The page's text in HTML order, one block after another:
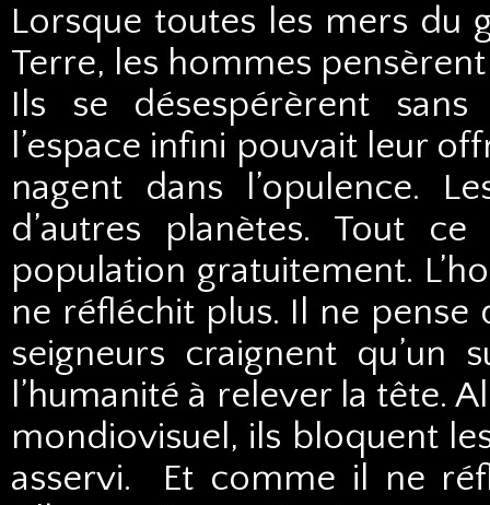
Lorsque toutes les mers du
Terre, les hommes
Ils se désespérèrent
l’espace infini pouvait leur
nagent dans l’opulence.
d’autres planètes. Tout
population gratuitement.
ne réfléchit plus. Il ne pense
seigneurs craignent qu’un
l’humanité à relever la tête.
mondiovisuel, ils bloquent
asservi. Et comme il ne